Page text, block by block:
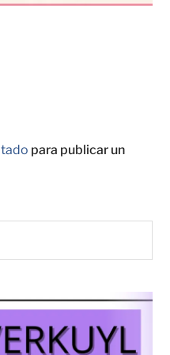
para publicar un